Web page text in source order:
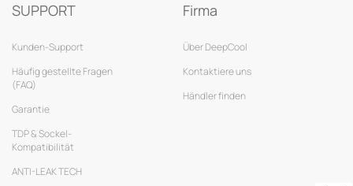
SUPPORT
Kunden-Support
Häufig gestellte Fragen
(FAQ)
Garantie
TDP & Sockel-
Kompatibilität
ANTI-LEAK TECH
Firma
Über DeepCool
Kontaktiere uns
Händler finden